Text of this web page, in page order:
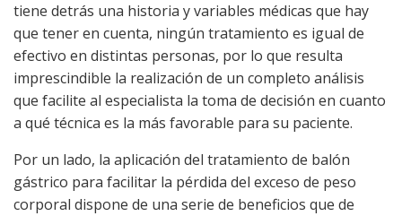
tiene detrás una historia y variables médicas que hay
que tener en cuenta, ningún tratamiento es igual de
efectivo en distintas personas, por lo que resulta
imprescindible la realización de un completo análisis
que facilite al especialista la toma de decisión en cuanto
a qué técnica es la más favorable para su paciente.
Por un lado, la aplicación del tratamiento de balón
gástrico para facilitar la pérdida del exceso de peso
corporal dispone de una serie de beneficios que de